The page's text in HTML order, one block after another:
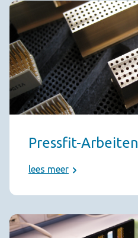
Pressfit-Arbeiten
lees meer